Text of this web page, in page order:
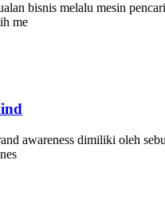
bisnis melalu mesin
me
awareness dimiliki oleh